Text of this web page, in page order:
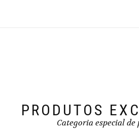
PRODUTOS
Categoria especial